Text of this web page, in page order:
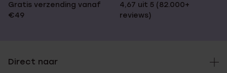
Gratis verzending vanaf
€49
4,67 uit 5 (82.000+
reviews)
Direct naar